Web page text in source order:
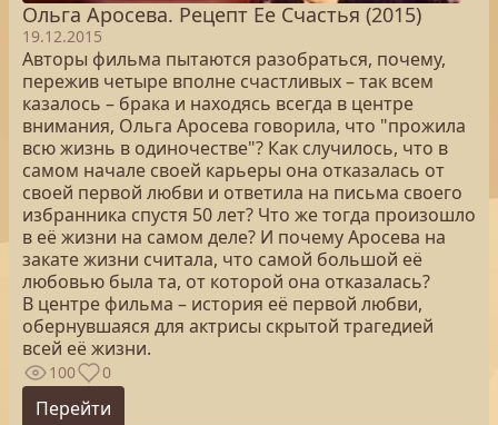
Ольга Аросева. Рецепт Ее Счастья (2015)
19.12.2015
Авторы фильма пытаются разобраться, почему,
пережив четыре вполне счастливых – так всем
казалось – брака и находясь всегда в центре
внимания, Ольга Аросева говорила, что "прожила
всю жизнь в одиночестве"? Как случилось, что в
самом начале своей карьеры она отказалась от
своей первой любви и ответила на письма своего
избранника спустя 50 лет? Что же тогда произошло
в её жизни на самом деле? И почему Аросева на
закате жизни считала, что самой большой её
любовью была та, от которой она отказалась?
В центре фильма – история её первой любви,
обернувшаяся для актрисы скрытой трагедией
всей её жизни.
100 0
Перейти